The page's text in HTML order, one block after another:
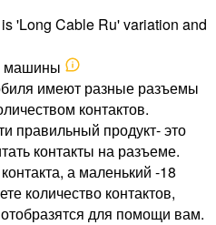
'Long Cable Ru' variation and
машины
имеют разные разъемы
контактов.
правильный продукт- это
контакты на разъеме.
а маленький -18
количество контактов,
для помощи вам.